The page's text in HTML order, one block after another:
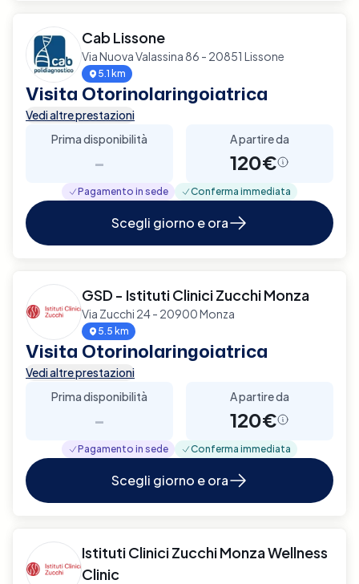
Cab Lissone
Via Nuova Valassina 86 - 20851 Lissone
5.1 km
Visita Otorinolaringoiatrica
Vedi altre prestazioni
Prima disponibilità
-
A partire da
120€
Pagamento in sede Conferma immediata
Scegli giorno e ora
GSD - Istituti Clinici Zucchi Monza
Via Zucchi 24 - 20900 Monza
5.5 km
Visita Otorinolaringoiatrica
Vedi altre prestazioni
Prima disponibilità
-
A partire da
120€
Pagamento in sede Conferma immediata
Scegli giorno e ora
Istituti Clinici Zucchi Monza Wellness
Clinic